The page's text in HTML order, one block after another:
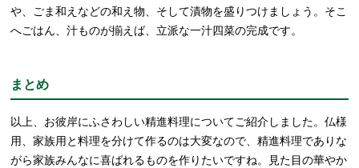
や、ごま和えなどの和え物、そして漬物を盛りつけましょう。そこ
へごはん、汁ものが揃えば、立派な一汁四菜の完成です。
まとめ
以上、お彼岸にふさわしい精進料理についてご紹介しました。仏様
用、家族用と料理を分けて作るのは大変なので、精進料理でありな
がら家族みんなに喜ばれるものを作りたいですね。見た目の華やか